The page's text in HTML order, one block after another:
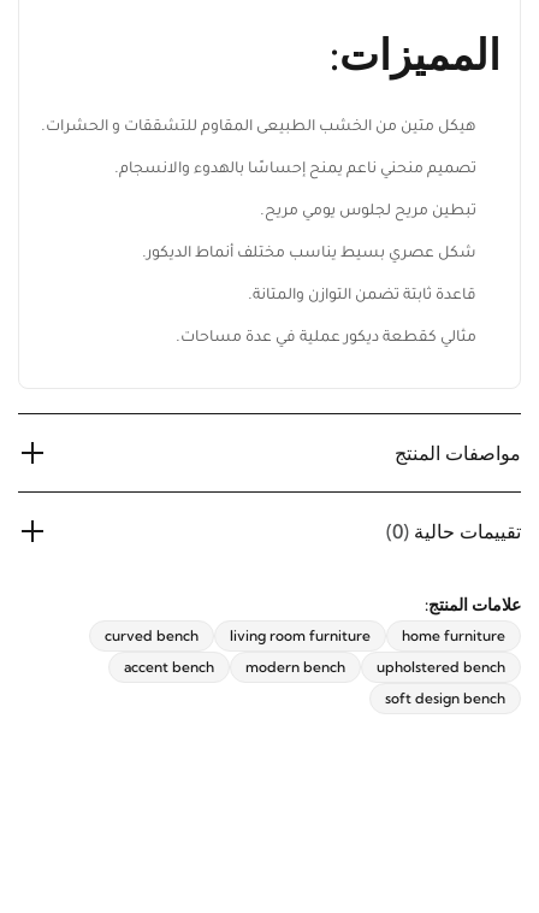
اشترك ليصلك أحدث تصميمات الأثاث، أفكار
الديكور المنزلي، العروض الحصرية، وآخر أخبار
ريڤيد.
اشترك الآن
المميزات:
هيكل متين من الخشب الطبيعى المقاوم للتشققات و
علامات المنتج:
home furniture
living room furniture
curved bench
upholstered bench